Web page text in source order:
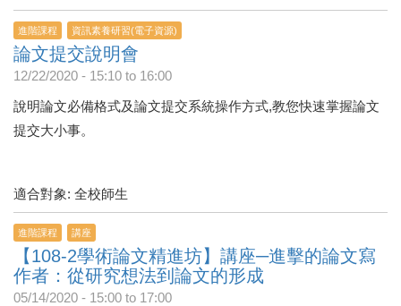
進階課程 資訊素養研習(電子資源)
論文提交說明會
12/22/2020 - 15:10 to 16:00
說明論文必備格式及論文提交系統操作方式,教您快速掌握論文
提交大小事。
適合對象: 全校師生
進階課程 講座
【108-2學術論文精進坊】講座─進擊的論文寫
作者：從研究想法到論文的形成
05/14/2020 - 15:00 to 17:00